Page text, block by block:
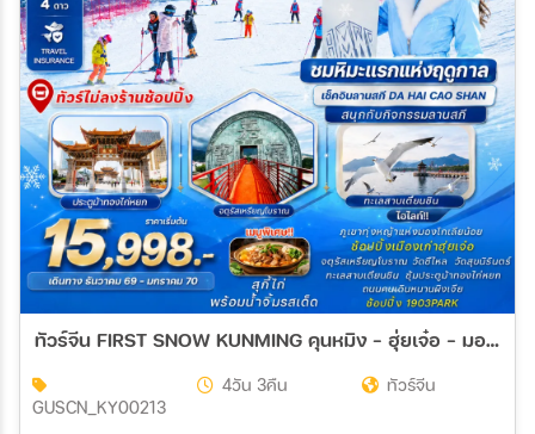
20 ธ.ค. 69 - 23 ธ.ค. 69
25 ธ.ค. 69 - 28 ธ.ค. 69
27 ธ.ค. 69 - 30 ธ.ค. 69
ทัวร์จีน FIRST SNOW KUNMING คุนหมิง – ฮุ่ยเจ๋อ – มองโกเลียน้อย – ลานสกีฮุ่ยเจ๋อ 4วัน 3คืน (KY)
GUSCN_KY00213
4วัน 3คืน ทัวร์จีน